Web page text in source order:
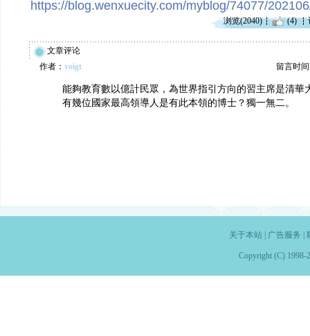
https://blog.wenxuecity.com/myblog/74077/
浏览(2040) (4)
文章评论
作者： voigt 留言时间
能夠教育數以億計民眾，為世界指引方向的習主席是清華
有幾位國家最高領導人是有此本領的博士？獨一無二。
关于本站| 广告服务
Copyright (C) 1998-